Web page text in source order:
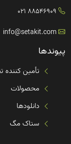
88546909 021
info@setakit.com
پیوندها
تأمین کننده
محصولات
دانلودها
ستاک مگ